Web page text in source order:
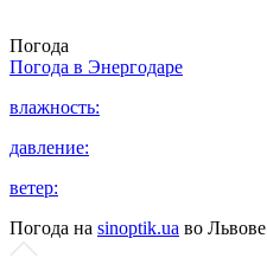
Погода
Погода в Энергодаре
влажность:
давление:
ветер:
Погода на sinoptik.ua во Львове